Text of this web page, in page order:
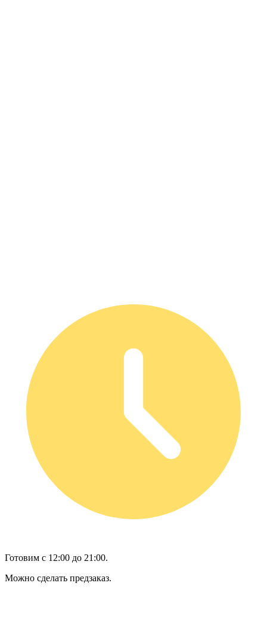
Готовим с 12:00 до 21:00.
Можно сделать предзаказ.